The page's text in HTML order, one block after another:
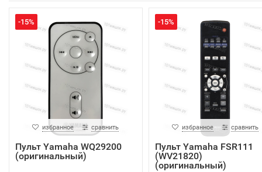
-15%
избранное сравнить
Пульт Yamaha WQ29200
(оригинальный)
-15%
избранное сравнить
Пульт Yamaha FSR111
(WV21820)
(оригинальный)